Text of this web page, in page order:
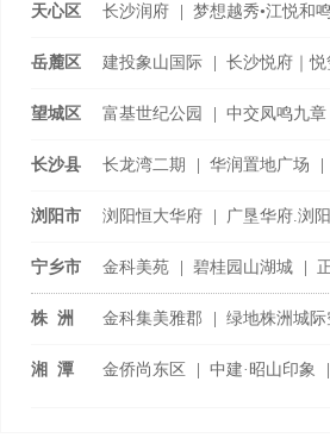
湘江金茂府 | 卓越·朗宋 |
天心区 长沙润府 梦想越秀•江悦和
丽发新城四期 |
岳麓区 建投象山国际 长沙悦府｜悦
望城区 富基世纪公园 中交凤鸣九章
时代倾城•
长沙县 长龙湾二期 华润置地广场
| 中梁鎏金公馆 |
浏阳市 浏阳恒大华府 广垦华府.浏阳
浏阳国际家具城 |
宁乡市 金科美苑 碧桂园山湖城
宁乡恒大御景半岛 |
株 洲 金科集美雅郡 绿地株洲城
旗渌宴南都 |
湘 潭 金侨尚东区 中建·昭山印象